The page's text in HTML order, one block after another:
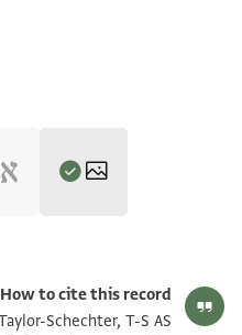
T-S AS 200.85 1v
How to cite this record:
Schechter, T-S AS